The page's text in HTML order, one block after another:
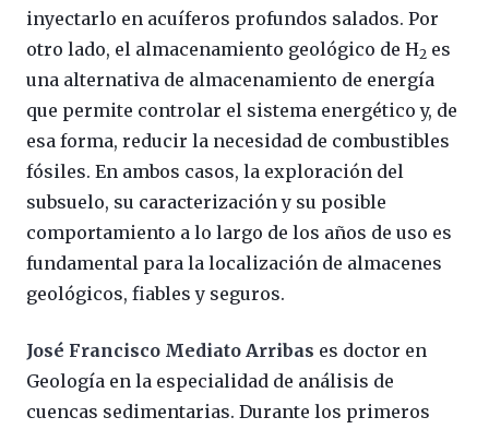
inyectarlo en acuíferos profundos salados. Por
otro lado, el almacenamiento geológico de H2 es
una alternativa de almacenamiento de energía
que permite controlar el sistema energético y, de
esa forma, reducir la necesidad de combustibles
fósiles. En ambos casos, la exploración del
subsuelo, su caracterización y su posible
comportamiento a lo largo de los años de uso es
fundamental para la localización de almacenes
geológicos, fiables y seguros.
José Francisco Mediato Arribas es doctor en
Geología en la especialidad de análisis de
cuencas sedimentarias. Durante los primeros